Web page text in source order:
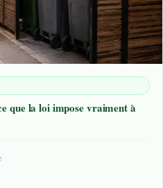
que la loi impose vraiment à